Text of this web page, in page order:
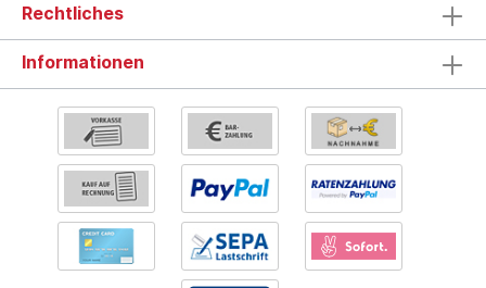
Rechtliches
Informationen